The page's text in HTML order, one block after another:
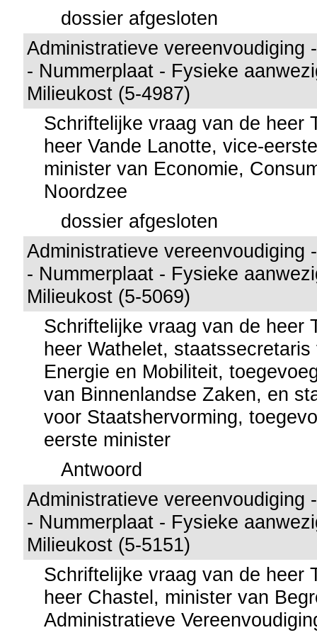
dossier afgesloten
Administratieve vereenvoudiging
- Nummerplaat - Fysieke
Milieukost (5-4987)
Schriftelijke vraag van de heer
heer Vande Lanotte, vice-
minister van Economie,
Noordzee
dossier afgesloten
Administratieve vereenvoudiging
- Nummerplaat - Fysieke
Milieukost (5-5069)
Schriftelijke vraag van de heer
heer Wathelet,
Energie en Mobiliteit,
van Binnenlandse Zaken, en
voor Staatshervorming,
eerste minister
Antwoord
Administratieve vereenvoudiging
- Nummerplaat - Fysieke
Milieukost (5-5151)
Schriftelijke vraag van de heer
heer Chastel, minister van
Administratieve